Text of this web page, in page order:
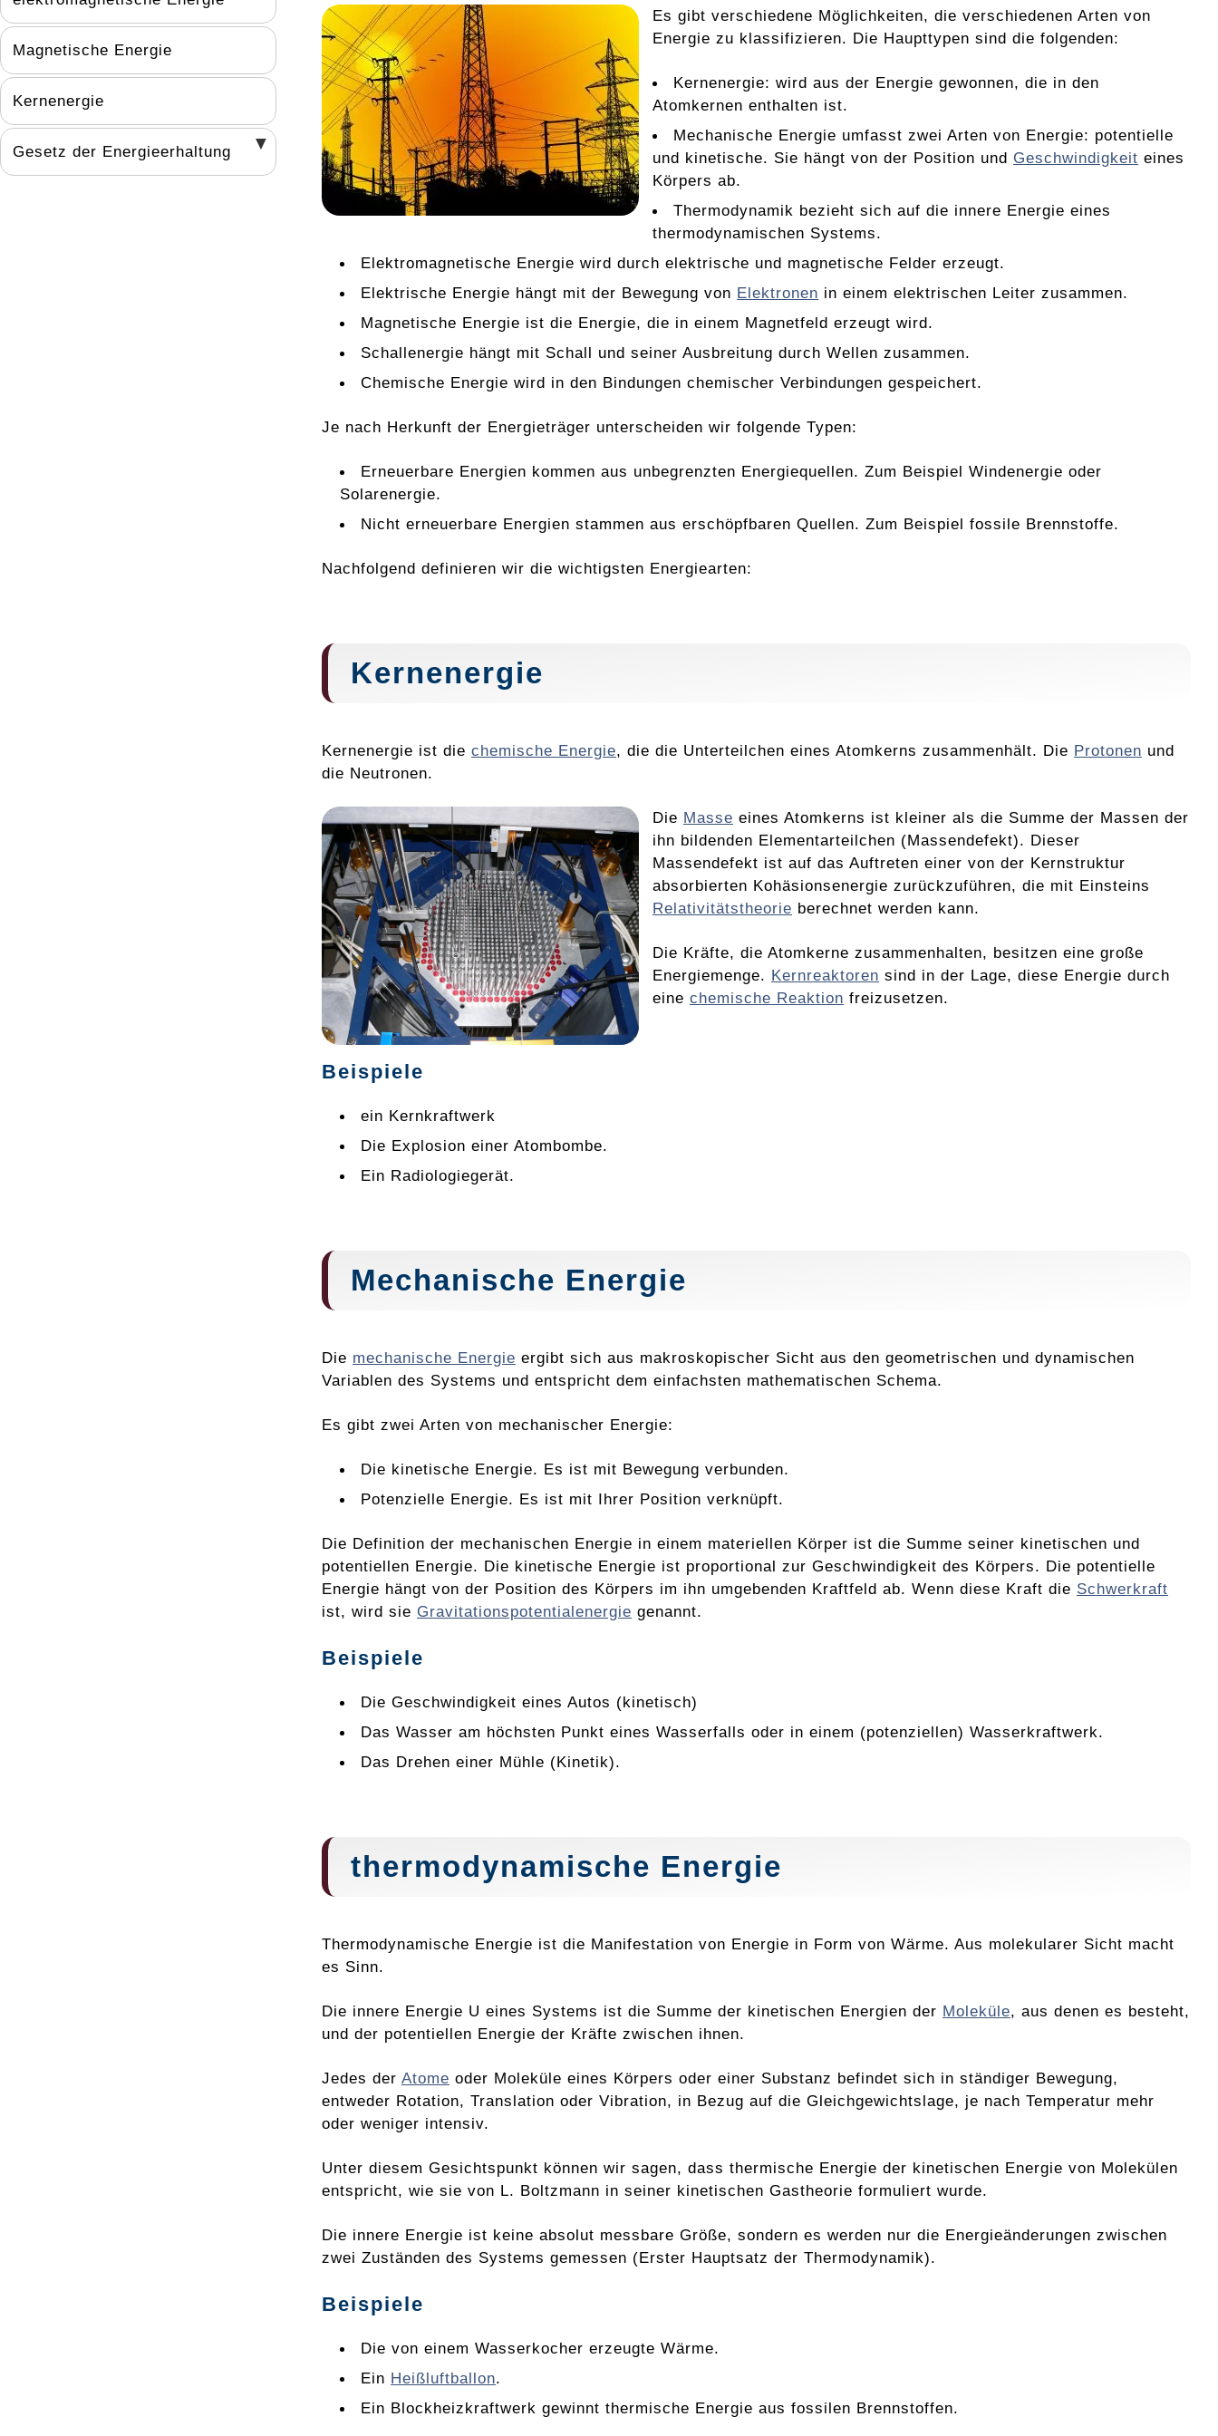
Magnetische Energie
Kernenergie
Gesetz der Energieerhaltung
Es gibt verschiedene Möglichkeiten, die verschiedenen Arten von
Energie zu klassifizieren. Die Haupttypen sind die folgenden:
Kernenergie: wird aus der Energie gewonnen, die in den
Atomkernen enthalten ist.
Mechanische Energie umfasst zwei Arten von Energie: potentielle
und kinetische. Sie hängt von der Position und Geschwindigkeit eines
Körpers ab.
Thermodynamik bezieht sich auf die innere Energie eines
thermodynamischen Systems.
Elektromagnetische Energie wird durch elektrische und magnetische Felder erzeugt.
Elektrische Energie hängt mit der Bewegung von Elektronen in einem elektrischen Leiter zusammen.
Magnetische Energie ist die Energie, die in einem Magnetfeld erzeugt wird.
Schallenergie hängt mit Schall und seiner Ausbreitung durch Wellen zusammen.
Chemische Energie wird in den Bindungen chemischer Verbindungen gespeichert.
Je nach Herkunft der Energieträger unterscheiden wir folgende Typen:
Erneuerbare Energien kommen aus unbegrenzten Energiequellen. Zum Beispiel Windenergie oder
Solarenergie.
Nicht erneuerbare Energien stammen aus erschöpfbaren Quellen. Zum Beispiel fossile Brennstoffe.
Nachfolgend definieren wir die wichtigsten Energiearten:
Kernenergie
Kernenergie ist die chemische Energie, die die Unterteilchen eines Atomkerns zusammenhält. Die Protonen und
die Neutronen.
Die Masse eines Atomkerns ist kleiner als die Summe der Massen der
ihn bildenden Elementarteilchen (Massendefekt). Dieser
Massendefekt ist auf das Auftreten einer von der Kernstruktur
absorbierten Kohäsionsenergie zurückzuführen, die mit Einsteins
Relativitätstheorie berechnet werden kann.
Die Kräfte, die Atomkerne zusammenhalten, besitzen eine große
Energiemenge. Kernreaktoren sind in der Lage, diese Energie durch
eine chemische Reaktion freizusetzen.
Beispiele
ein Kernkraftwerk
Die Explosion einer Atombombe.
Ein Radiologiegerät.
Mechanische Energie
Die mechanische Energie ergibt sich aus makroskopischer Sicht aus den geometrischen und dynamischen
Variablen des Systems und entspricht dem einfachsten mathematischen Schema.
Es gibt zwei Arten von mechanischer Energie:
Die kinetische Energie. Es ist mit Bewegung verbunden.
Potenzielle Energie. Es ist mit Ihrer Position verknüpft.
Die Definition der mechanischen Energie in einem materiellen Körper ist die Summe seiner kinetischen und
potentiellen Energie. Die kinetische Energie ist proportional zur Geschwindigkeit des Körpers. Die potentielle
Energie hängt von der Position des Körpers im ihn umgebenden Kraftfeld ab. Wenn diese Kraft die Schwerkraft
ist, wird sie Gravitationspotentialenergie genannt.
Beispiele
Die Geschwindigkeit eines Autos (kinetisch)
Das Wasser am höchsten Punkt eines Wasserfalls oder in einem (potenziellen) Wasserkraftwerk.
Das Drehen einer Mühle (Kinetik).
thermodynamische Energie
Thermodynamische Energie ist die Manifestation von Energie in Form von Wärme. Aus molekularer Sicht macht
es Sinn.
Die innere Energie U eines Systems ist die Summe der kinetischen Energien der Moleküle, aus denen es besteht,
und der potentiellen Energie der Kräfte zwischen ihnen.
Jedes der Atome oder Moleküle eines Körpers oder einer Substanz befindet sich in ständiger Bewegung,
entweder Rotation, Translation oder Vibration, in Bezug auf die Gleichgewichtslage, je nach Temperatur mehr
oder weniger intensiv.
Unter diesem Gesichtspunkt können wir sagen, dass thermische Energie der kinetischen Energie von Molekülen
entspricht, wie sie von L. Boltzmann in seiner kinetischen Gastheorie formuliert wurde.
Die innere Energie ist keine absolut messbare Größe, sondern es werden nur die Energieänderungen zwischen
zwei Zuständen des Systems gemessen (Erster Hauptsatz der Thermodynamik).
Beispiele
Die von einem Wasserkocher erzeugte Wärme.
Ein Heißluftballon.
Ein Blockheizkraftwerk gewinnt thermische Energie aus fossilen Brennstoffen.